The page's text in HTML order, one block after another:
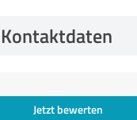
Kontaktdaten
Jetzt bewerten